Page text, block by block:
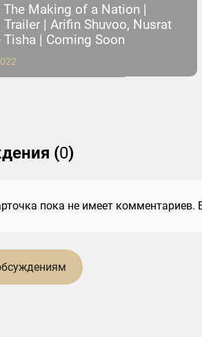
Making of a Nation |
| Arifin Shuvoo, Nusrat
Tisha | Coming Soon
(0)
пока не имеет комментариев.